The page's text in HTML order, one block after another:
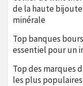
de la haute
minérale
Top banques
essentiel pour un
Top des marques
les plus